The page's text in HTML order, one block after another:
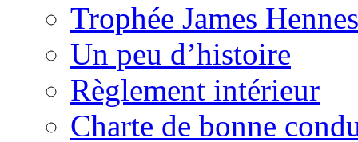
Trophée James
Un peu d’histoire
Règlement intérieur
Charte de bonne